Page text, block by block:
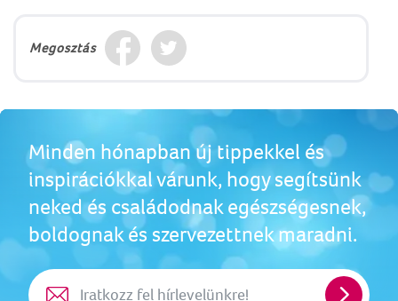
Megosztás
Minden hónapban új tippekkel és
inspirációkkal várunk, hogy segítsünk
neked és családodnak egészségesnek,
boldognak és szervezettnek maradni.